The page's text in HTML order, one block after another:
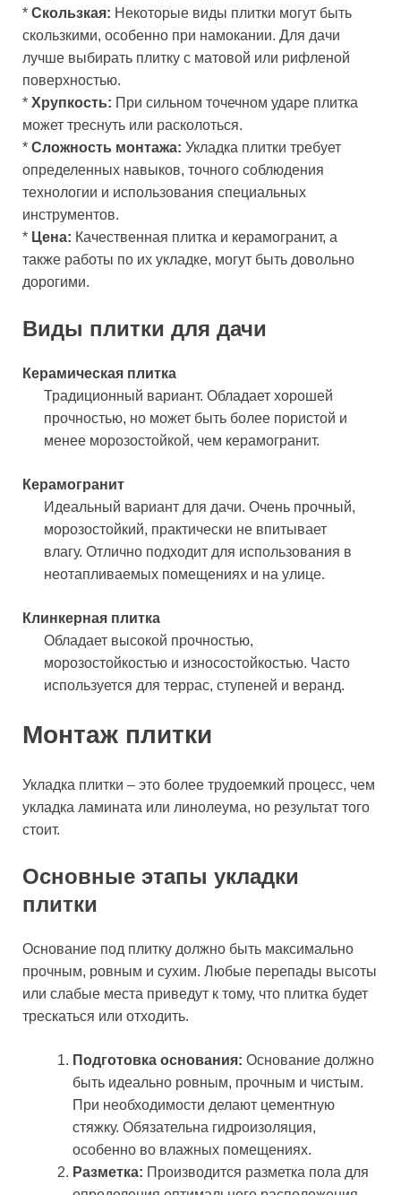
* Скользкая: Некоторые виды плитки могут быть
скользкими, особенно при намокании. Для дачи
лучше выбирать плитку с матовой или рифленой
поверхностью.
* Хрупкость: При сильном точечном ударе плитка
может треснуть или расколоться.
* Сложность монтажа: Укладка плитки требует
определенных навыков, точного соблюдения
технологии и использования специальных
инструментов.
* Цена: Качественная плитка и керамогранит, а
также работы по их укладке, могут быть довольно
дорогими.
Виды плитки для дачи
Керамическая плитка
Традиционный вариант. Обладает хорошей
прочностью, но может быть более пористой и
менее морозостойкой, чем керамогранит.
Керамогранит
Идеальный вариант для дачи. Очень прочный,
морозостойкий, практически не впитывает
влагу. Отлично подходит для использования в
неотапливаемых помещениях и на улице.
Клинкерная плитка
Обладает высокой прочностью,
морозостойкостью и износостойкостью. Часто
используется для террас, ступеней и веранд.
Монтаж плитки
Укладка плитки – это более трудоемкий процесс, чем
укладка ламината или линолеума, но результат того
стоит.
Основные этапы укладки
плитки
Основание под плитку должно быть максимально
прочным, ровным и сухим. Любые перепады высоты
или слабые места приведут к тому, что плитка будет
трескаться или отходить.
Подготовка основания: Основание должно
быть идеально ровным, прочным и чистым.
При необходимости делают цементную
стяжку. Обязательна гидроизоляция,
особенно во влажных помещениях.
Разметка: Производится разметка пола для